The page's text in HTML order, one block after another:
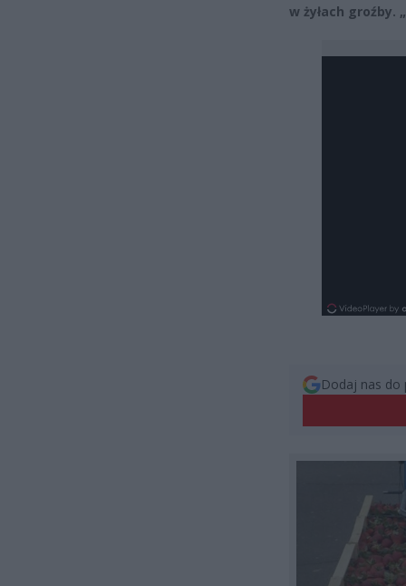
w żyłach groźby.
Dodaj nas do